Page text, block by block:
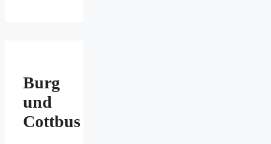
Burg
und
Cottbus